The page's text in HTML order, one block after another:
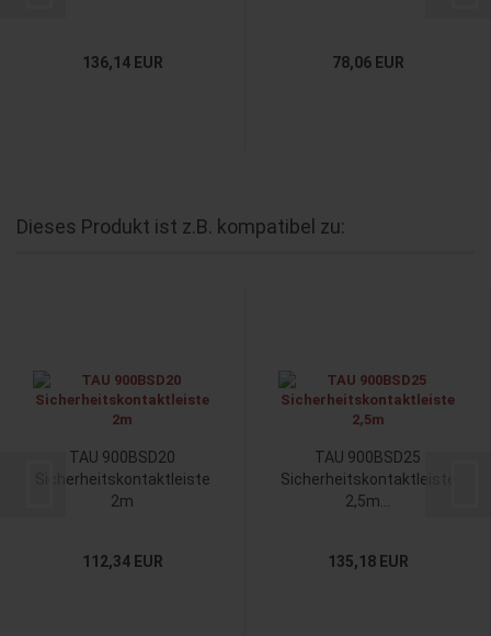
136,14 EUR 78,06 EUR
Dieses Produkt ist z.B. kompatibel zu:
TAU 900BSD20
Sicherheitskontaktleiste
2m
112,34 EUR
TAU 900BSD25
Sicherheitskontaktleiste
2,5m...
135,18 EUR